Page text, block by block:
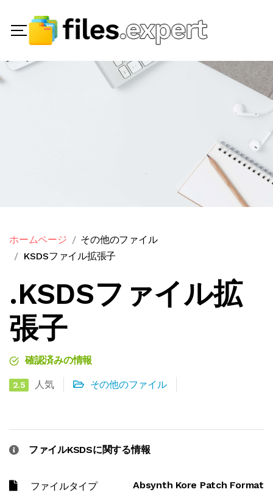
ホームページ
その他のファイル
KSDSファイル拡張子
.KSDSファイル拡
張子
確認済みの情報
2.5 人気 その他のファイル
ファイルKSDSに関する情報
ファイルタイプ Absynth Kore Patch Format